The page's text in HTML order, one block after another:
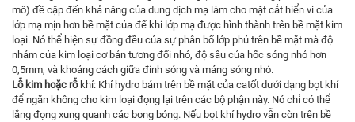
mô) đề cập đến khả năng của dung dịch mạ làm cho mặt cắt hiển vi của
lớp mạ mịn hơn bề mặt của đế khi lớp mạ được hình thành trên bề mặt kim
loại. Nó thể hiện sự đồng đều của sự phân bố lớp phủ trên bề mặt mà độ
nhám của kim loại cơ bản tương đối nhỏ, độ sâu của hốc sóng nhỏ hơn
0,5mm, và khoảng cách giữa đỉnh sóng và máng sóng nhỏ.
Lỗ kim hoặc rỗkhí: Khí hydro bám trên bề mặt của catốt dưới dạng bọt khí
để ngăn không cho kim loại đọng lại trên các bộ phận này. Nó chỉ có thể
lắng đọng xung quanh các bong bóng. Nếu bọt khí hydro vẫn còn trên bề